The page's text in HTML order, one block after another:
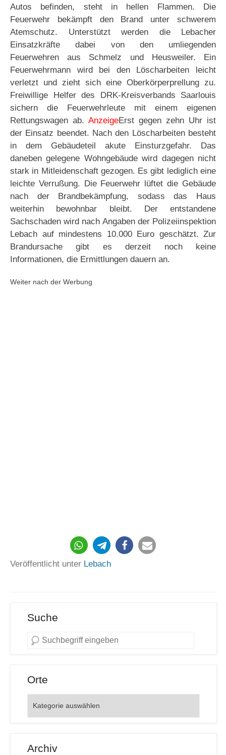
Autos befinden, steht in hellen Flammen. Die
Feuerwehr bekämpft den Brand unter schwerem
Atemschutz. Unterstützt werden die Lebacher
Einsatzkräfte dabei von den umliegenden
Feuerwehren aus Schmelz und Heusweiler. Ein
Feuerwehrmann wird bei den Löscharbeiten leicht
verletzt und zieht sich eine Oberkörperprellung zu.
Freiwillige Helfer des DRK-Kreisverbands Saarlouis
sichern die Feuerwehrleute mit einem eigenen
Rettungswagen ab. AnzeigeErst gegen zehn Uhr ist
der Einsatz beendet. Nach den Löscharbeiten besteht
in dem Gebäudeteil akute Einsturzgefahr. Das
daneben gelegene Wohngebäude wird dagegen nicht
stark in Mitleidenschaft gezogen. Es gibt lediglich eine
leichte Verrußung. Die Feuerwehr lüftet die Gebäude
nach der Brandbekämpfung, sodass das Haus
weiterhin bewohnbar bleibt. Der entstandene
Sachschaden wird nach Angaben der Polizeiinspektion
Lebach auf mindestens 10.000 Euro geschätzt. Zur
Brandursache gibt es derzeit noch keine
Informationen, die Ermittlungen dauern an.
Weiter nach der Werbung
192
Veröffentlicht unter Lebach
Suche
Orte
Archiv